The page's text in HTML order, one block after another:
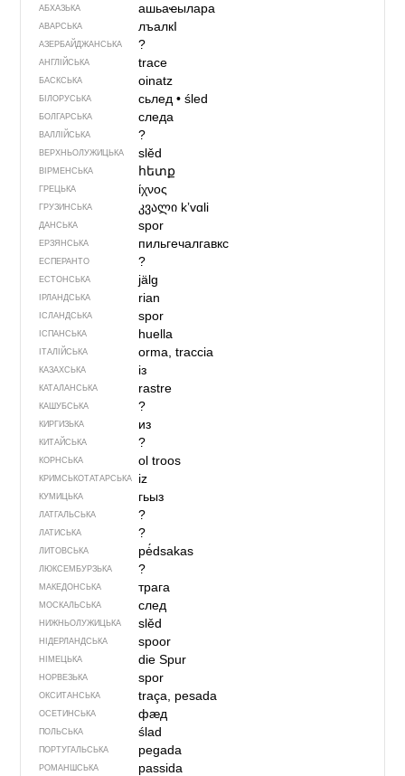
АБХАЗЬКА ашьаҽылара
АВАРСЬКА лъалкI
АЗЕРБАЙДЖАНСЬКА ?
АНГЛІЙСЬКА trace
БАСКСЬКА oinatz
БІЛОРУСЬКА сьлед• śled
БОЛГАРСЬКА следа
ВАЛЛІЙСЬКА ?
ВЕРХНЬОЛУЖИЦЬКА slěd
ВІРМЕНСЬКА հետք
ГРЕЦЬКА ίχνος
ГРУЗИНСЬКА კვალი kʼvɑli
ДАНСЬКА spor
ЕРЗЯНСЬКА пильгечалгавкс
ЕСПЕРАНТО ?
ЕСТОНСЬКА jälg
ІРЛАНДСЬКА rian
ІСЛАНДСЬКА spor
ІСПАНСЬКА huella
ІТАЛІЙСЬКА orma, traccia
КАЗАХСЬКА із
КАТАЛАНСЬКА rastre
КАШУБСЬКА ?
КИРГИЗЬКА из
КИТАЙСЬКА ?
КОРНСЬКА ol troos
КРИМСЬКОТАТАРСЬКА iz
КУМИЦЬКА гьыз
ЛАТГАЛЬСЬКА ?
ЛАТИСЬКА ?
ЛИТОВСЬКА pė́dsakas
ЛЮКСЕМБУРЗЬКА ?
МАКЕДОНСЬКА трага
МОСКАЛЬСЬКА след
НИЖНЬОЛУЖИЦЬКА slěd
НІДЕРЛАНДСЬКА spoor
НІМЕЦЬКА die Spur
НОРВЕЗЬКА spor
ОКСИТАНСЬКА traça, pesada
ОСЕТИНСЬКА фӕд
ПОЛЬСЬКА ślad
ПОРТУГАЛЬСЬКА pegada
РОМАНШСЬКА passida